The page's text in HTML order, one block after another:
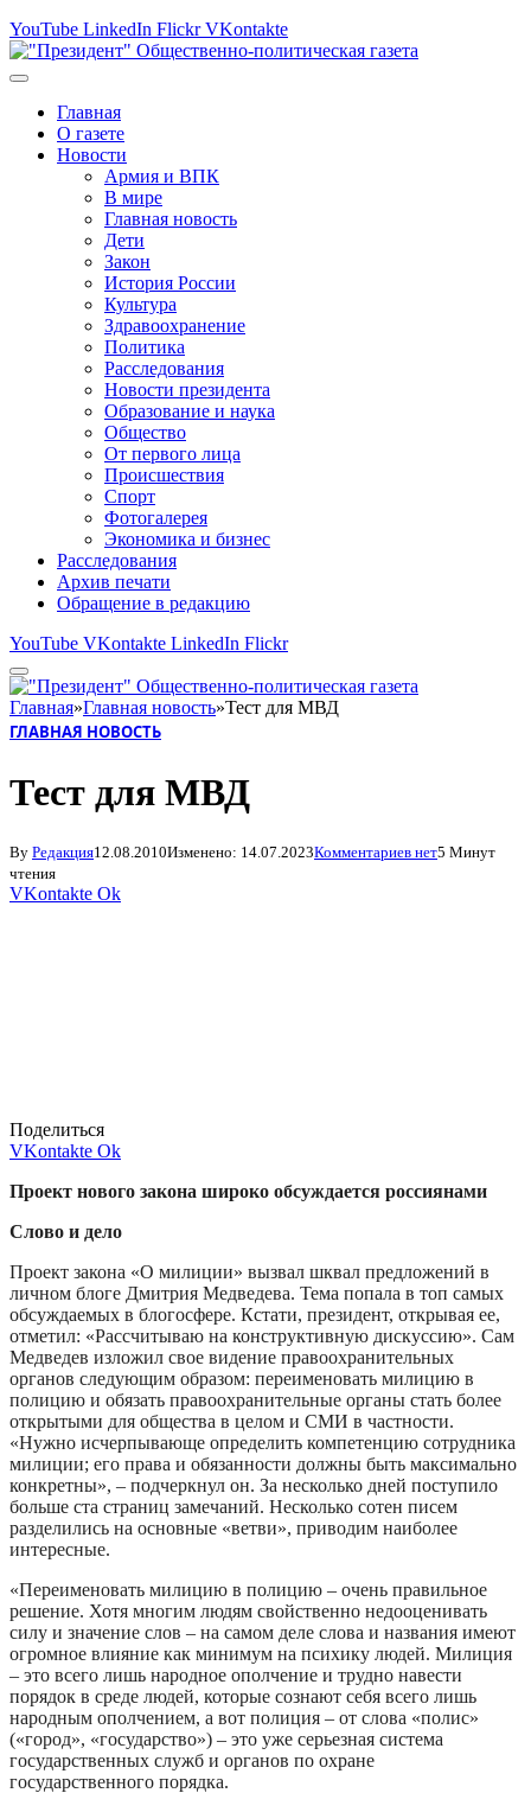
YouTube LinkedIn Flickr VKontakte
Главная
О газете
Новости
Армия и ВПК
В мире
Главная новость
Дети
Закон
История России
Культура
Здравоохранение
Политика
Расследования
Новости президента
Образование и наука
Общество
От первого лица
Происшествия
Спорт
Фотогалерея
Экономика и бизнес
Расследования
Архив печати
Обращение в редакцию
YouTube VKontakte LinkedIn Flickr
Главная»Главная новость»Тест для МВД
ГЛАВНАЯ НОВОСТЬ
Тест для МВД
By Редакция12.08.2010Изменено: 14.07.2023Комментариев нет5 Минут
чтения
VKontakte Ok
Поделиться
VKontakte Ok
Проект нового закона широко обсуждается россиянами
Слово и дело
Проект закона «О милиции» вызвал шквал предложений в
личном блоге Дмитрия Медведева. Тема попала в топ самых
обсуждаемых в блогосфере. Кстати, президент, открывая ее,
отметил: «Рассчитываю на конструктивную дискуссию». Сам
Медведев изложил свое видение правоохранительных
органов следующим образом: переименовать милицию в
полицию и обязать правоохранительные органы стать более
открытыми для общества в целом и СМИ в частности.
«Нужно исчерпывающе определить компетенцию сотрудника
милиции; его права и обязанности должны быть максимально
конкретны», – подчеркнул он. За несколько дней поступило
больше ста страниц замечаний. Несколько сотен писем
разделились на основные «ветви», приводим наиболее
интересные.
«Переименовать милицию в полицию – очень правильное
решение. Хотя многим людям свойственно недооценивать
силу и значение слов – на самом деле слова и названия имеют
огромное влияние как минимум на психику людей. Милиция
– это всего лишь народное ополчение и трудно навести
порядок в среде людей, которые сознают себя всего лишь
народным ополчением, а вот полиция – от слова «полис»
(«город», «государство») – это уже серьезная система
государственных служб и органов по охране
государственного порядка.